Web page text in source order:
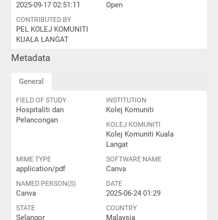
2025-09-17 02:51:11 Open
CONTRIBUTED BY
PEL KOLEJ KOMUNITI
KUALA LANGAT
Metadata
General
FIELD OF STUDY
Hospitaliti dan
Pelancongan
INSTITUTION
Kolej Komuniti
KOLEJ KOMUNITI
Kolej Komuniti Kuala
Langat
MIME TYPE
application/pdf
SOFTWARE NAME
Canva
NAMED PERSON(S)
Canva
DATE
2025-06-24 01:29
STATE
Selangor
COUNTRY
Malaysia